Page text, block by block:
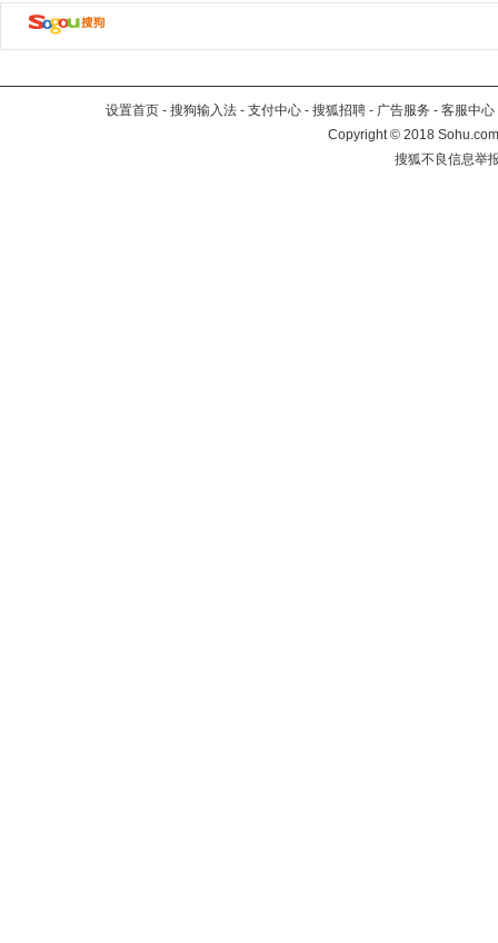
设置首页 - 搜狗输入法 - 支付中心 - 搜狐招聘 - 广告服务 - 客服中心
Copyright©2018
搜狐不良信息举